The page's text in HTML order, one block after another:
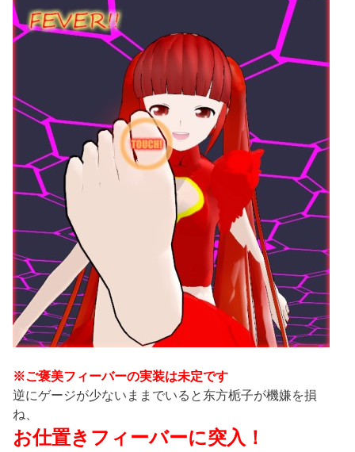
※ご褒美フィーバーの実装は未定です
逆にゲージが少ないままでいると东方栀子が機嫌を損
ね、
お仕置きフィーバーに突入！